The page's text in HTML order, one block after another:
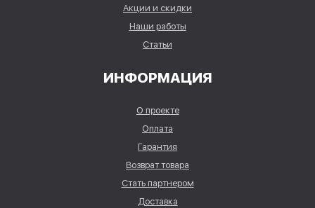
Акции и скидки
Наши работы
Статьи
ИНФОРМАЦИЯ
О проекте
Оплата
Гарантия
Возврат товара
Стать партнером
Доставка